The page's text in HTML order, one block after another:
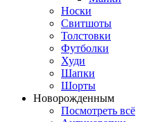
Носки
Свитшоты
Толстовки
Футболки
Худи
Шапки
Шорты
Новорожденным
Посмотреть всё